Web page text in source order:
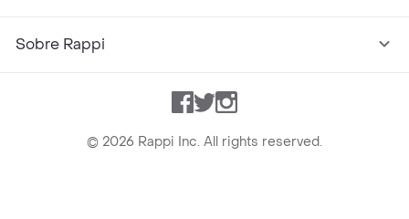
Sobre Rappi
Facebook
TwitterInstagram
© 2026 Rappi Inc. All rights reserved.